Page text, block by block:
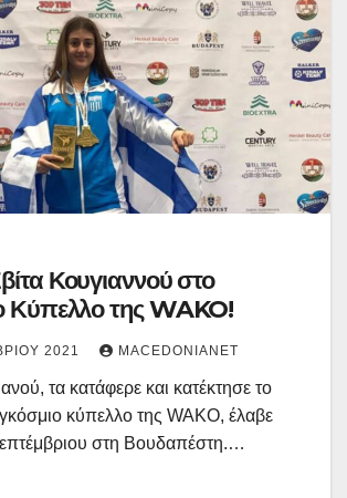
Κουγιαννού στο
Κύπελλο της WAKO!
2021 MACEDONIANET
τα κατάφερε και κατέκτησε το
κύπελλο της WAKO, έλαβε
στη Βουδαπέστη.…